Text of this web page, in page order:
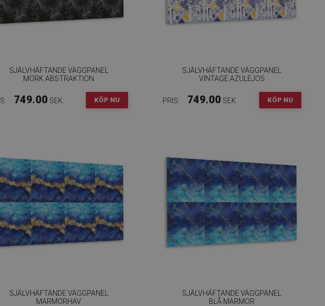
SJÄLVHÄFTANDE VÄGGPANEL
MÖRK ABSTRAKTION
749.00 SEK KÖP NU
SJÄLVHÄFTANDE VÄGGPANEL
VINTAGE AZULEJOS
PRIS: 749.00 SEK KÖP NU
SJÄLVHÄFTANDE VÄGGPANEL
MARMORHAV
SJÄLVHÄFTANDE VÄGGPANEL
BLÅ MARMOR